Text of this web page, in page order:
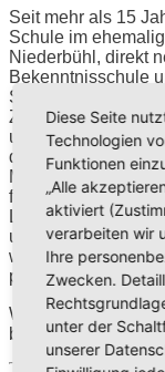
Seit mehr als 15
Schule im
Niederbühl, direkt
Bekenntnisschule
Siebenten-Tags-
Zweige: staatlich
und staatlich
der christlichen
Morgen. Charakter
freundliche
Lernklima
und persönliches
werden soziale
praktisch/musische
Wir freuen uns
begrüßen zu dürfen
Diese Seite
Technologien
Funktionen
„Alle
aktiviert
verarbeiten wir
Ihre
Zwecken.
unter der
unserer